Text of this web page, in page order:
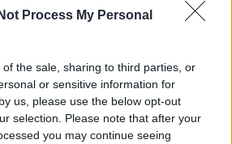
Process My Personal
the sale, sharing to third parties, or
or sensitive information for
us, please use the below opt-out
selection. Please note that after your
you may continue seeing